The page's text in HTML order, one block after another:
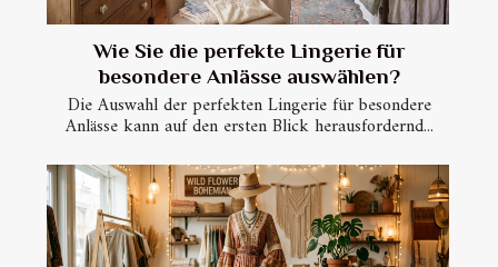
Wie Sie die perfekte Lingerie für
besondere Anlässe auswählen?
Die Auswahl der perfekten Lingerie für besondere
Anlässe kann auf den ersten Blick herausfordernd...